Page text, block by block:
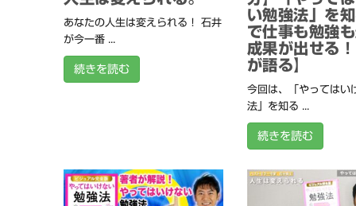
あなたの人生は変えられる！ 石井
が今一番 ...
続きを読む
い勉強法」を
で仕事も勉強
成果が出せる
が語る】
今回は、「やってはい
法」を知る ...
続きを読む